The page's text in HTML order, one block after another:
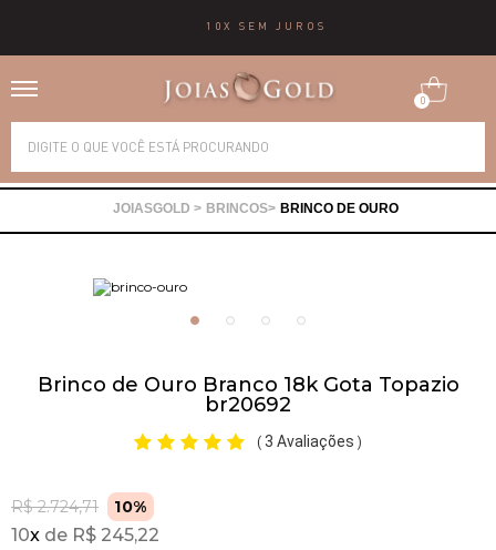
10X SEM JUROS
0
BRINCOS BRINCO DE OURO
Brinco de Ouro Branco 18k Gota Topazio
br20692
( 3 Avaliações )
R$ 2.724,71 10%
10x R$ 245,22
Alianças
Brincos
Pingentes